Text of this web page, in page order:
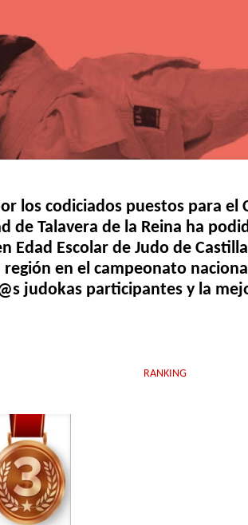
los codiciados puestos para el
de Talavera de la Reina ha
Edad Escolar de Judo de
en el campeonato
judokas participantes y la
RANKING